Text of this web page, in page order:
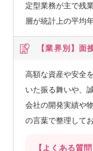
定型業務が主で残
層が統計上の平均
【業界別】 面
高額な資産や安全
いた振る舞いや、
会社の開発実績や
の言葉で整理して
【よくある質